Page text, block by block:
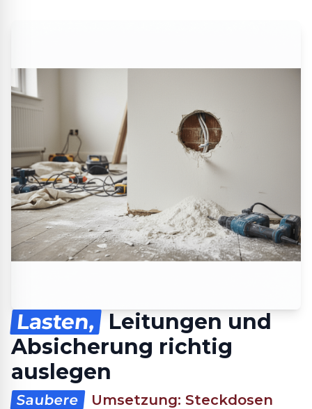
Lasten,
Leitungen und
Absicherung richtig
auslegen
Saubere
Umsetzung: Steckdosen